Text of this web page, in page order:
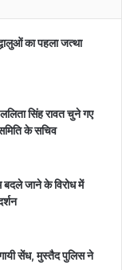
का पहला जत्था
सिंह रावत चुने गए
के सचिव
बदले जाने के विरोध में
सेंध, मुस्तैद पुलिस ने